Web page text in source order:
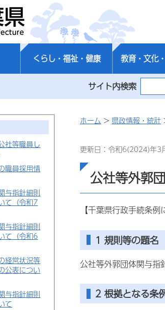
千葉県
くらし・福祉・健康 教育・文化
サイト内検索
社等職員し
職員採用情
与指針細則
て（令和7
与指針細則
て（令和6
経営状況等
公表につい
与指針細則
て
ホーム > 県政情報・統計
更新日：令和6(2024)年3
公社等外郭
【千葉県行政手続条
1 規則等の題名
公社等外郭団体関与指
2 根拠となる条